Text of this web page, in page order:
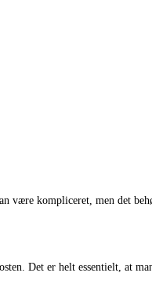
være kompliceret, men det
Det er helt essentielt, at